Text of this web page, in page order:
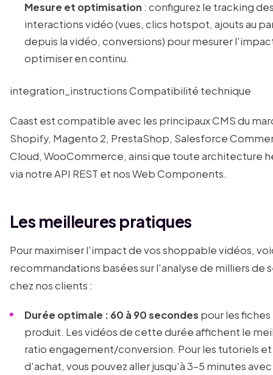
Mesure et optimisation : configurez le tracking
interactions vidéo (vues, clics hotspot, ajouts au
depuis la vidéo, conversions) pour mesurer
optimiser en continu.
integration_instructions Compatibilité technique
Caast est compatible avec les principaux CMS du
Shopify, Magento 2, PrestaShop, Salesforce
Cloud, WooCommerce, ainsi que toute architecture
via notre API REST et nos Web Components.
Les meilleures pratiques
Pour maximiser l'impact de vos shoppable vidéos,
recommandations basées sur l'analyse de milliers de
chez nos clients :
Durée optimale : 60 à 90 secondes pour les fiches
produit. Les vidéos de cette durée affichent le
ratio engagement/conversion. Pour les tutoriels
d'achat, vous pouvez aller jusqu'à 3-5 minutes avec